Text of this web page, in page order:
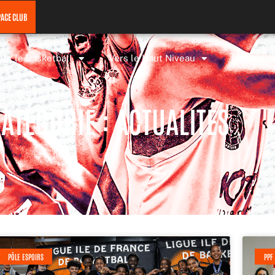
CLUB
le Basketball Vers le Haut Niveau Institut
: ACTUALITÉS
PÔLE ESPOIRS PPF
PagePagePagePage